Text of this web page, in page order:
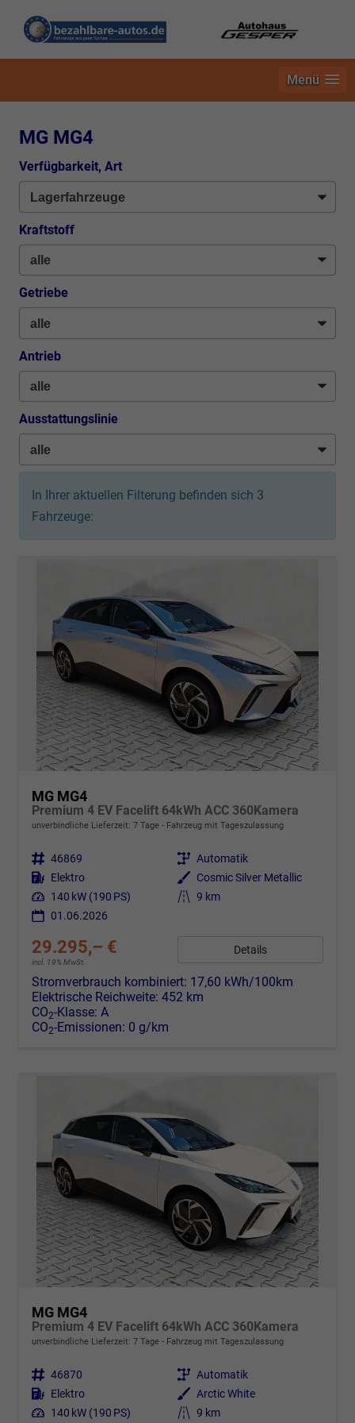
Menü
MG MG4
Verfügbarkeit, Art
Kraftstoff
Getriebe
Antrieb
Ausstattungslinie
In Ihrer aktuellen Filterung befinden sich 3
Fahrzeuge:
MG MG4
Premium 4 EV Facelift 64kWh ACC 360Kamera
unverbindliche Lieferzeit: 7 Tage Fahrzeug mit Tageszulassung
Fahrzeugnr. 46869 Getriebe Automatik
Kraftstoff Elektro Außenfarbe Cosmic Silver Metallic
Leistung 140 kW (190 PS) Kilometerstand 9 km
01.06.2026
29.295,– €
incl. 19% MwSt.
Details
Stromverbrauch kombiniert: 17,60 kWh/100km
Elektrische Reichweite: 452 km
CO2-Klasse: A
CO2-Emissionen: 0 g/km
MG MG4
Premium 4 EV Facelift 64kWh ACC 360Kamera
unverbindliche Lieferzeit: 7 Tage Fahrzeug mit Tageszulassung
Fahrzeugnr. 46870 Getriebe Automatik
Kraftstoff Elektro Außenfarbe Arctic White
Leistung 140 kW (190 PS) Kilometerstand 9 km